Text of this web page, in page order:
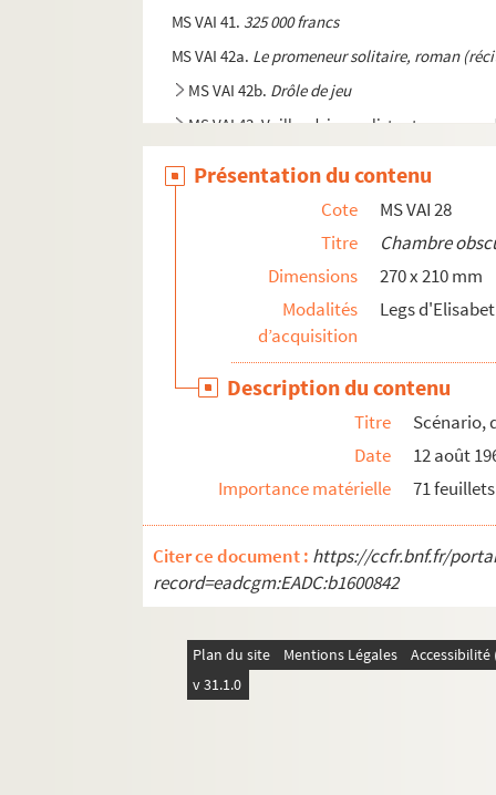
MS VAI 41. 325 000 francs
MS VAI 42a. Le promeneur solitaire, roman
MS VAI 42b. Drôle de jeu
MS VAI 43. Vailland, journaliste et
MS VAI 48. Documents personnels divers de
MS VAI 49a. Lettres de Roger Vailland à sa
MS VAI 49b. Lettres de Roger Vailland à sa
MS VAI 50. Lettres d'enfance, poèmes de
MS VAI 51. Dissertations et bulletins
Présentation du contenu
Cote
MS VAI 28
Titre
Chambre
Dimensions
270 x 210 mm
Modalités
d’acquisition
Legs
Description du contenu
Titre
Scénario,
Date
12 août
Importance matérielle
71
Citer ce document : https://ccfr.bnf.fr/
record=eadcgm:EADC:b1600842
Plan du site Mentions Légales
v 31.1.0